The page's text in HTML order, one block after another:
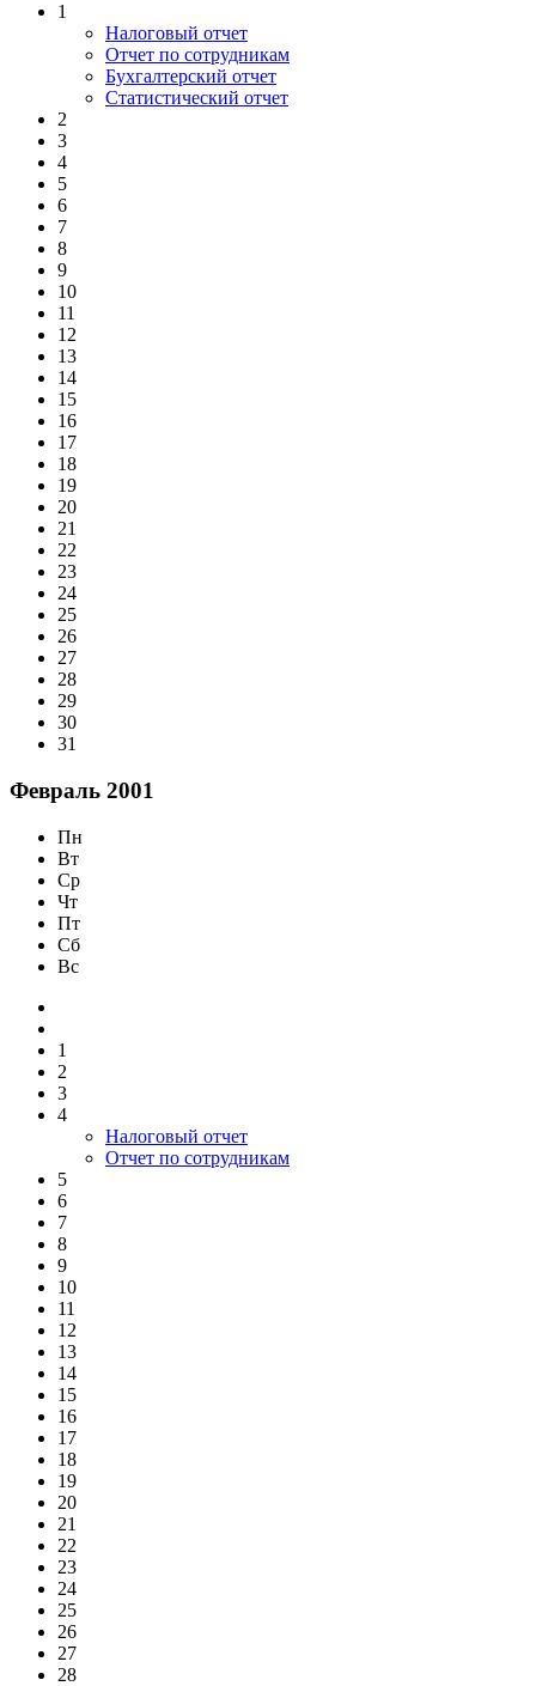
1
Налоговый отчет
Отчет по сотрудникам
Бухгалтерский отчет
Статистический отчет
2
3
4
5
6
7
8
9
10
11
12
13
14
15
16
17
18
19
20
21
22
23
24
25
26
27
28
29
30
31
Февраль 2001
Пн
Вт
Ср
Чт
Пт
Сб
Вс
1
2
3
4
Налоговый отчет
Отчет по сотрудникам
5
6
7
8
9
10
11
12
13
14
15
16
17
18
19
20
21
22
23
24
25
26
27
28